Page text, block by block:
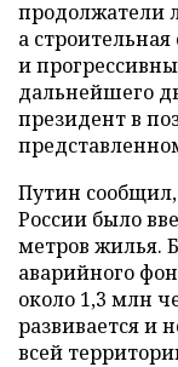
продолжатели
а
и
дальнейшего
президент в
Путин сообщил,
России было
метров жилья.
аварийного
около 1,3 млн
развивается и
всей